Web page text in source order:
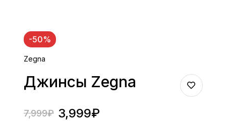
-50%
Zegna
Джинсы Zegna
7,999₽ 3,999₽